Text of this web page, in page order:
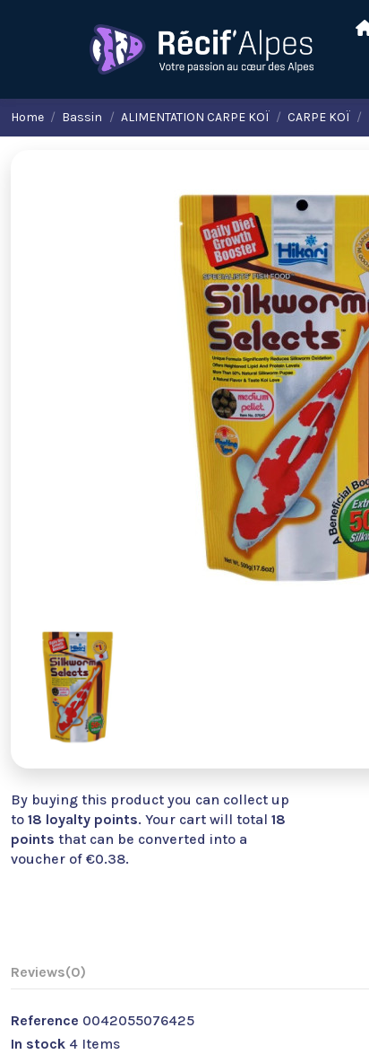
Home Bassin ALIMENTATION CARPE KOÏ CARPE KOÏ
By buying this product you can collect up
to 18 loyalty points. Your cart will total 18
points that can be converted into a
voucher of €0.38.
Reviews(0)
Reference 0042055076425
In stock 4 Items